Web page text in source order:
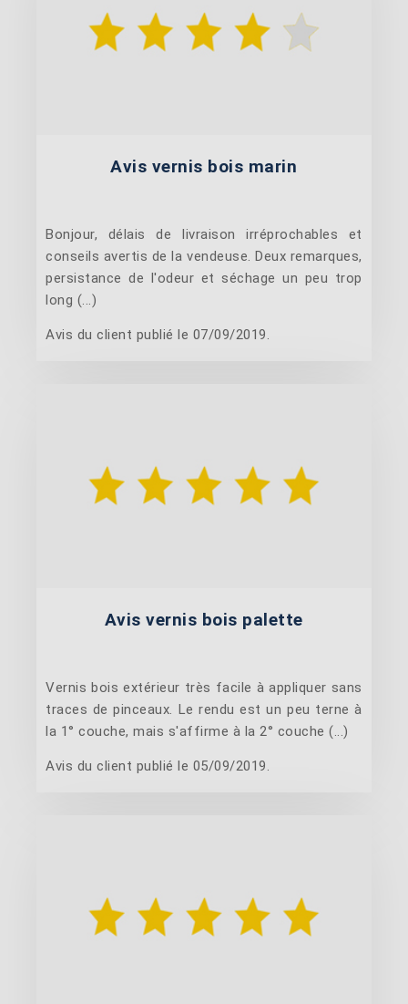
Avis vernis bois marin
Bonjour, délais de livraison irréprochables et
conseils avertis de la vendeuse. Deux remarques,
persistance de l'odeur et séchage un peu trop
long (...)
Avis du client publié le 07/09/2019.
Avis vernis bois palette
Vernis bois extérieur très facile à appliquer sans
traces de pinceaux. Le rendu est un peu terne à
la 1° couche, mais s'affirme à la 2° couche (...)
Avis du client publié le 05/09/2019.